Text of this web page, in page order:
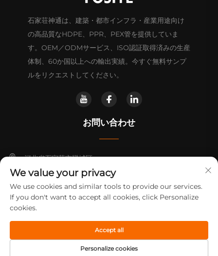
石家荘神通は、建築・都市インフラ・産業用途向け
の高品質なHDPE、PPR、PEX管を提供していま
す。OEM／ODMサービス、ISO認証取得済みの生産
体制、60か国以上への輸出実績。今すぐ無料サンプ
ルをリクエストしてください。
お問い合わせ
河北省石家荘市欒城区
+86-14730301370
[email protected]
著作権 © 2025 石家荘神通プラスチック工業有限公司
リシー
We value your privacy
We use cookies and similar tools to provide our services.
If you don't want to accept all cookies, click Personalize
cookies.
Personalize cookies
Accept all